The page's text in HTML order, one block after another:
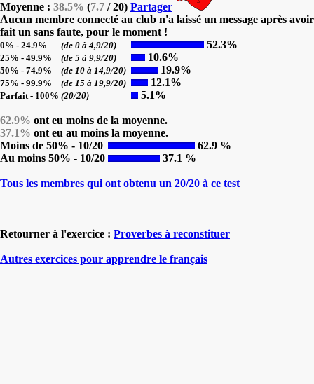
Moyenne : 38.5% (7.7 / 20) Partager
Aucun membre connecté au club n'a laissé un message après avoir
fait un sans faute, pour le moment !
0% - 24.9% (de 0 à 4,9/20) 52.3%
25% - 49.9% (de 5 à 9,9/20) 10.6%
50% - 74.9% (de 10 à 14,9/20) 19.9%
75% - 99.9% (de 15 à 19,9/20) 12.1%
Parfait - 100% (20/20) 5.1%
62.9% ont eu moins de la moyenne.
37.1% ont eu au moins la moyenne.
Moins de 50% - 10/20
62.9 %
Au moins 50% - 10/20
37.1 %
Tous les membres qui ont obtenu un 20/20 à ce test
Retourner à l'exercice : Proverbes à reconstituer
Autres exercices pour apprendre le français